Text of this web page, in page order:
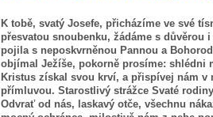
K tobě, svatý Josefe, přicházíme ve své
přesvatou snoubenku, žádáme s důvěrou
pojila s neposkvrněnou Pannou a
objímal Ježíše, pokorně prosíme: shlédni
Kristus získal svou krví, a přispívej nám v
přímluvou. Starostlivý strážce Svaté
Odvrať od nás, laskavý otče, všechnu